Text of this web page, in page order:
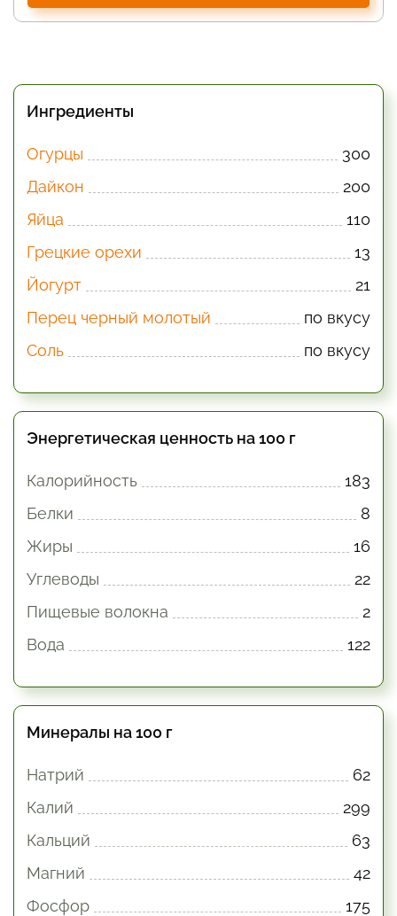
Ингредиенты
Огурцы
300
Дайкон
200
Яйца
110
Грецкие орехи
13
Йогурт
21
Перец черный молотый
по вкусу
Соль
по вкусу
Энергетическая ценность на 100 г
Калорийность
183
Белки
8
Жиры
16
Углеводы
22
Пищевые волокна
2
Вода
122
Минералы на 100 г
Натрий
62
Калий
299
Кальций
63
Магний
42
Фосфор
175